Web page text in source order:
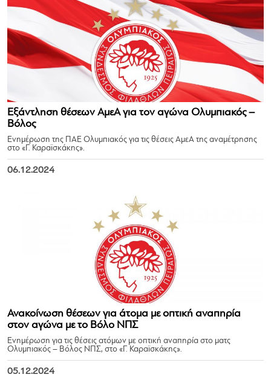
Εξάντληση θέσεων ΑμεΑ για τον αγώνα Ολυμπιακός –
Βόλος
Ενημέρωση της ΠΑΕ Ολυμπιακός για τις θέσεις ΑμεΑ της αναμέτρησης
στο «Γ. Καραϊσκάκης».
06.12.2024
Ανακοίνωση θέσεων για άτομα με οπτική αναπηρία
στον αγώνα με το Βόλο ΝΠΣ
Ενημέρωση για τις θέσεις ατόμων με οπτική αναπηρία στο ματς
Ολυμπιακός – Βόλος ΝΠΣ, στο «Γ. Καραϊσκάκης».
05.12.2024